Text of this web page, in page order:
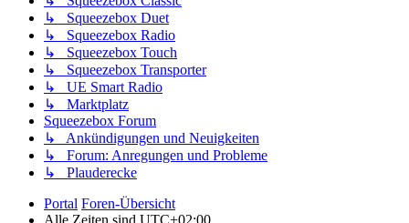
↳ Squeezebox Duet
↳ Squeezebox Radio
↳ Squeezebox Touch
↳ Squeezebox Transporter
↳ UE Smart Radio
↳ Marktplatz
Squeezebox Forum
↳ Ankündigungen und Neuigkeiten
↳ Forum: Anregungen und Probleme
↳ Plauderecke
Portal Foren-Übersicht